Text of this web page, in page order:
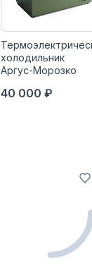
холодильник
Аргус-Морозко
40 000 ₽